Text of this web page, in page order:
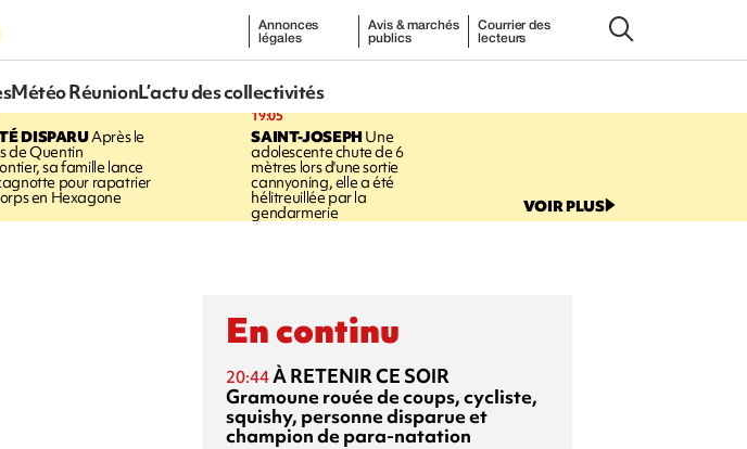
Annonces
légales
Avis & marchés
publics
Courrier des
lecteurs
Météo RéunionL’actu des collectivités
DISPARUAprès le
de Quentin
sa famille lance
pour rapatrier
en Hexagone
19:05
SAINT-JOSEPHUne
adolescente chute de 6
mètres lors d'une sortie
cannyoning, elle a été
hélitreuillée par la
gendarmerie VOIR PLUS
En continu
20:44À RETENIR CE SOIR
Gramoune rouée de coups, cycliste,
squishy, personne disparue et
champion de para-natation